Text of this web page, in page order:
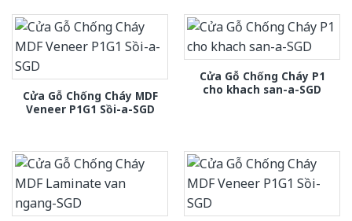
Cửa Gỗ Chống Cháy MDF
Veneer P1G1 Sồi-a-SGD
Cửa Gỗ Chống Cháy P1
cho khach san-a-SGD